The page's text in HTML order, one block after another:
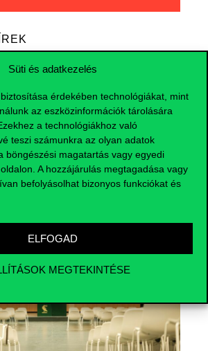
Süti és adatkezelés
érdekében technológiákat, mint
az eszközinformációk tárolására
a technológiákhoz való
teszi számunkra az olyan adatok
böngészési magatartás vagy egyedi
A hozzájárulás megtagadása vagy
befolyásolhat bizonyos funkciókat és
ELFOGAD
MEGTEKINTÉSE